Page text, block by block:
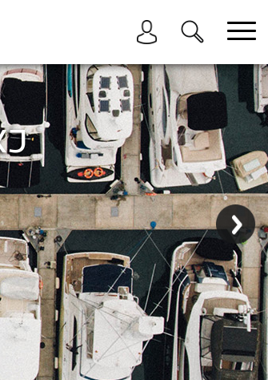
בחר תתקטגוריה בחר מיקום
הכל
ביוון / ליוון
בישראל
באילת
במרינה
בכנרת
בהרצליה
בתל אביב
באשקלון
באשדוד